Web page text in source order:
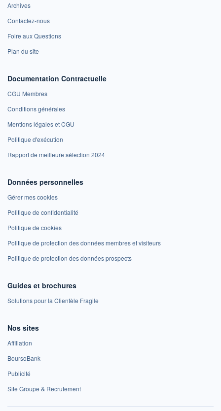
Archives
Contactez-nous
Foire aux Questions
Plan du site
Documentation Contractuelle
CGU Membres
Conditions générales
Mentions légales et CGU
Politique d'exécution
Rapport de meilleure sélection 2024
Données personnelles
Gérer mes cookies
Politique de confidentialité
Politique de cookies
Politique de protection des données membres et visiteurs
Politique de protection des données prospects
Guides et brochures
Solutions pour la Clientèle Fragile
Nos sites
Affiliation
BoursoBank
Publicité
Site Groupe & Recrutement